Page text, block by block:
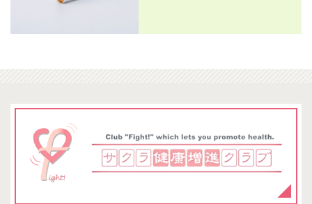
年末年始の休診のお知らせ